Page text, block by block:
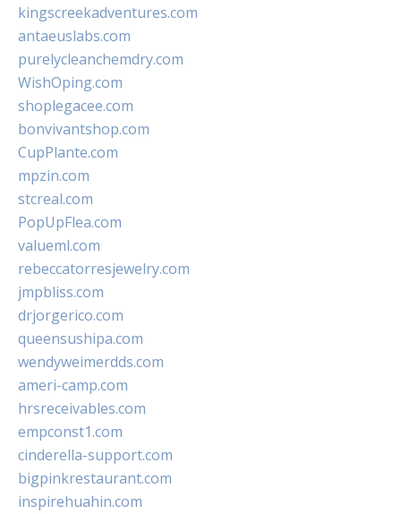
kingscreekadventures.com
antaeuslabs.com
purelycleanchemdry.com
WishOping.com
shoplegacee.com
bonvivantshop.com
CupPlante.com
mpzin.com
stcreal.com
PopUpFlea.com
valueml.com
rebeccatorresjewelry.com
jmpbliss.com
drjorgerico.com
queensushipa.com
wendyweimerdds.com
ameri-camp.com
hrsreceivables.com
empconst1.com
cinderella-support.com
bigpinkrestaurant.com
inspirehuahin.com